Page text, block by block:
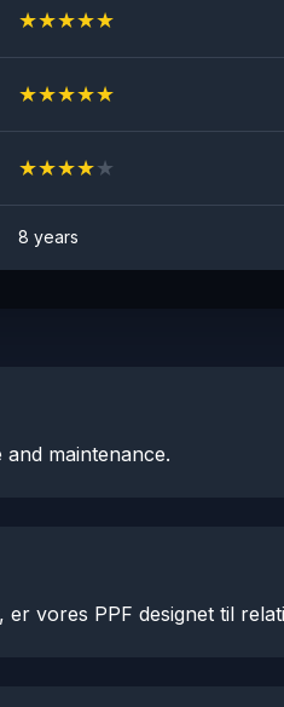
★★★★★
★★★★★
★★★★★
8 years
maintenance.
vores PPF designet til